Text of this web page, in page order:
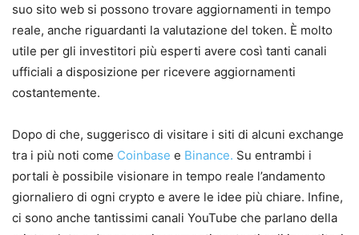
suo sito web si possono trovare aggiornamenti in tempo
reale, anche riguardanti la valutazione del token. È molto
utile per gli investitori più esperti avere così tanti canali
ufficiali a disposizione per ricevere aggiornamenti
costantemente.
Dopo di che, suggerisco di visitare i siti di alcuni exchange
tra i più noti come Coinbase e Binance. Su entrambi i
portali è possibile visionare in tempo reale l’andamento
giornaliero di ogni crypto e avere le idee più chiare. Infine,
ci sono anche tantissimi canali YouTube che parlano della